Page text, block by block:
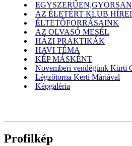
AZ ÉLETÉRT KLUB HÍREI
ÉLTETŐFORRÁSAINK
AZ OLVASÓ MESÉL
HÁZI PRAKTIKÁK
HAVI TÉMA
KÉP MÁSKÉNT
Novemberi vendégünk Kürti
Légzőtorna Kerti Máriával
Képgaléria
Profilkép